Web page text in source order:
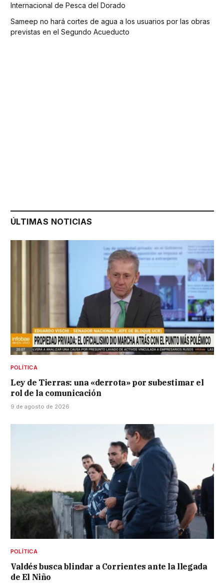
Internacional de Pesca del Dorado
Sameep no hará cortes de agua a los usuarios por las obras
previstas en el Segundo Acueducto
ÚLTIMAS NOTICIAS
POLÍTICA
Ley de Tierras: una «derrota» por subestimar el
rol de la comunicación
9 de agosto de 2026
POLÍTICA
Valdés busca blindar a Corrientes ante la llegada
de El Niño